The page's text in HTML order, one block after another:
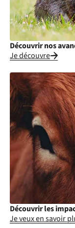
Découvrir nos
Je découvre
Découvrir les
Je veux en savoir